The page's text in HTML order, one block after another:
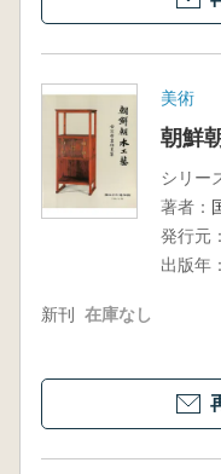
美術
朝鮮
シリー
著者：
発行元：
出版年：
新刊 在庫なし